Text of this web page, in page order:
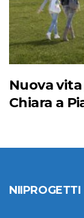
Nuova
Chiara a
NIIPROGETTI